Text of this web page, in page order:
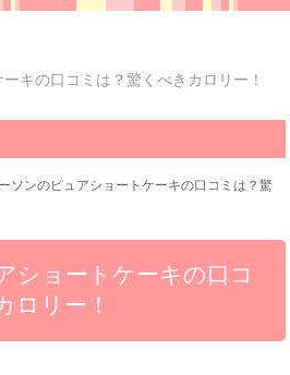
キの口コミは？驚くべきカロリー！
ソンのピュアショートケーキの口コミは？驚
ショートケーキの口コ
ロリー！